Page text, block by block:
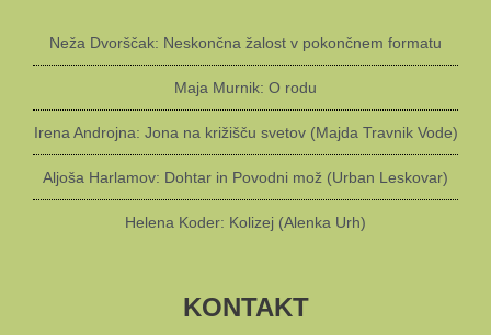
Neža Dvorščak: Neskončna žalost v pokončnem formatu
Maja Murnik: O rodu
Irena Androjna: Jona na križišču svetov (Majda Travnik Vode)
Aljoša Harlamov: Dohtar in Povodni mož (Urban Leskovar)
Helena Koder: Kolizej (Alenka Urh)
KONTAKT